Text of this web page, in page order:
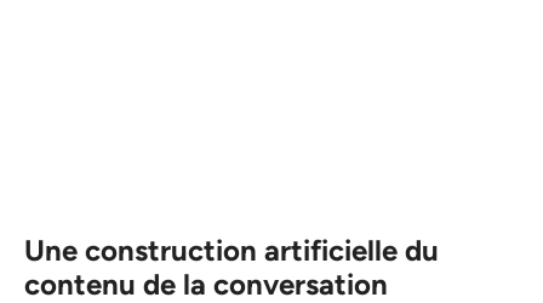
Une construction artificielle du
contenu de la conversation